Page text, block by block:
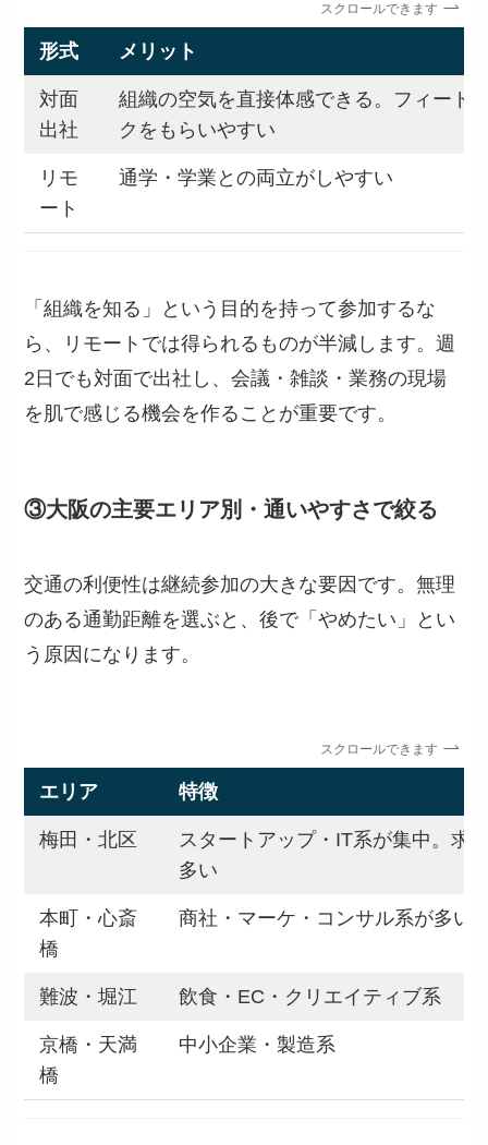
スクロールできます
形式 メリット
対面
出社
組織の空気を直接体感できる。フィード
クをもらいやすい
リモ
ート
通学・学業との両立がしやすい
「組織を知る」という目的を持って参加するな
ら、リモートでは得られるものが半減します。週
2日でも対面で出社し、会議・雑談・業務の現場
を肌で感じる機会を作ることが重要です。
③大阪の主要エリア別・通いやすさで絞る
交通の利便性は継続参加の大きな要因です。無理
のある通勤距離を選ぶと、後で「やめたい」とい
う原因になります。
スクロールできます
エリア 特徴
梅田・北区
スタートアップ・IT系が集中。求
多い
本町・心斎
橋
商社・マーケ・コンサル系が多い
難波・堀江 飲食・EC・クリエイティブ系
京橋・天満
橋
中小企業・製造系